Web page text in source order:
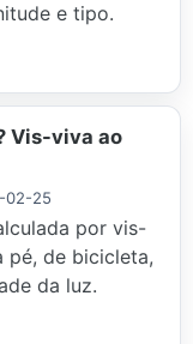
e tipo.
Vis-viva ao
02-25
por vis-
pé, de bicicleta,
da luz.